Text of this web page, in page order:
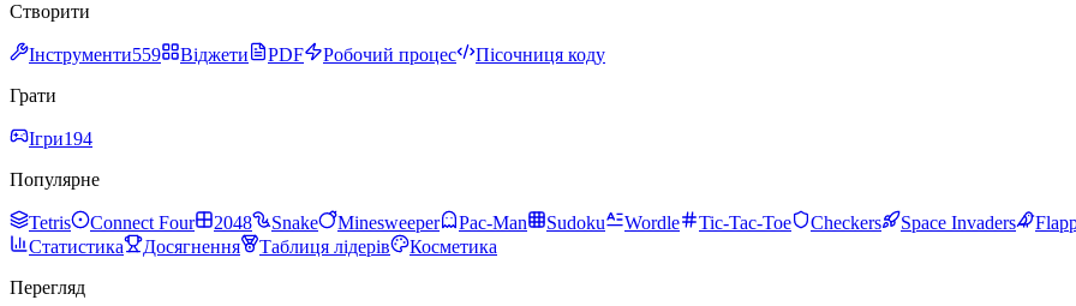
Створити
Інструменти559 Віджети PDF Робочий процес
Пісочниця коду
Грати
Ігри194
Популярне
Tetris Connect Four 2048 Snake Minesweeper Pac-Man Sudoku Wordle Tic-Tac-Toe Checkers Space Invaders
Статистика
Досягнення Таблиця лідерів
Косметика
Перегляд